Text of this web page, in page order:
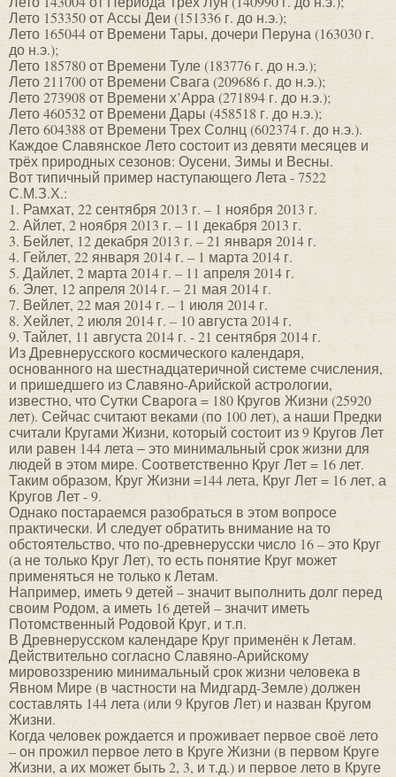
Лето 153350 от Ассы Деи (151336 г. до н.э.);
Лето 165044 от Времени Тары, дочери Перуна (163030 г.
до н.э.);
Лето 185780 от Времени Туле (183776 г. до н.э.);
Лето 211700 от Времени Свага (209686 г. до н.э.);
Лето 273908 от Времени х’Арра (271894 г. до н.э.);
Лето 460532 от Времени Дары (458518 г. до н.э.);
Лето 604388 от Времени Трех Солнц (602374 г. до н.э.).
Каждое Славянское Лето состоит из девяти месяцев и
трёх природных сезонов: Оусени, Зимы и Весны.
Вот типичный пример наступающего Лета - 7522
С.М.З.Х.:
1. Рамхат, 22 сентября 2013 г. – 1 ноября 2013 г.
2. Айлет, 2 ноября 2013 г. – 11 декабря 2013 г.
3. Бейлет, 12 декабря 2013 г. – 21 января 2014 г.
4. Гейлет, 22 января 2014 г. – 1 марта 2014 г.
5. Дайлет, 2 марта 2014 г. – 11 апреля 2014 г.
6. Элет, 12 апреля 2014 г. – 21 мая 2014 г.
7. Вейлет, 22 мая 2014 г. – 1 июля 2014 г.
8. Хейлет, 2 июля 2014 г. – 10 августа 2014 г.
9. Тайлет, 11 августа 2014 г. - 21 сентября 2014 г.
Из Древнерусского космического календаря,
основанного на шестнадцатеричной системе счисления,
и пришедшего из Славяно-Арийской астрологии,
известно, что Сутки Сварога = 180 Кругов Жизни (25920
лет). Сейчас считают веками (по 100 лет), а наши Предки
считали Кругами Жизни, который состоит из 9 Кругов Лет
или равен 144 лета ‒ это минимальный срок жизни для
людей в этом мире. Соответственно Круг Лет = 16 лет.
Таким образом, Круг Жизни =144 лета, Круг Лет = 16 лет, а
Кругов Лет - 9.
Однако постараемся разобраться в этом вопросе
практически. И следует обратить внимание на то
обстоятельство, что по-древнерусски число 16 – это Круг
(а не только Круг Лет), то есть понятие Круг может
применяться не только к Летам.
Например, иметь 9 детей – значит выполнить долг перед
своим Родом, а иметь 16 детей – значит иметь
Потомственный Родовой Круг, и т.п.
В Древнерусском календаре Круг применён к Летам.
Действительно согласно Славяно-Арийскому
мировоззрению минимальный срок жизни человека в
Явном Мире (в частности на Мидгард-Земле) должен
составлять 144 лета (или 9 Кругов Лет) и назван Кругом
Жизни.
Когда человек рождается и проживает первое своё лето
– он прожил первое лето в Круге Жизни (в первом Круге
Жизни, а их может быть 2, 3, и т.д.) и первое лето в Круге